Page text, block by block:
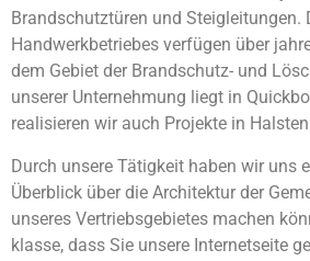
Brandschutztüren und Steigleitungen.
Handwerkbetriebes verfügen über
dem Gebiet der Brandschutz- und
unserer Unternehmung liegt in
realisieren wir auch Projekte in
Durch unsere Tätigkeit haben wir uns
Überblick über die Architektur der
unseres Vertriebsgebietes machen
klasse, dass Sie unsere Internetseite